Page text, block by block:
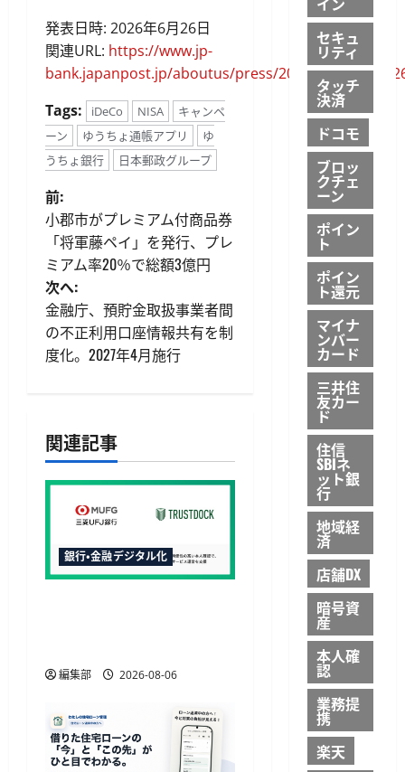
発表日時: 2026年6月26日
関連URL: https://www.jp-
bank.japanpost.jp/aboutus/press/2026/pdf/
Tags:
iDeCo NISA
キャンペ
ーン
ゆうちょ通帳アプリ
ゆ
うちょ銀行
日本郵政グループ
投
稿
ナ
ビ
ゲ
シ
ョ
前:
小郡市がプレミアム付商品券
「将軍藤ペイ」を発行、プレ
ミアム率20％で総額3億円
次へ:
金融庁、預貯金取扱事業者間
の不正利用口座情報共有を制
度化。2027年4月施行
関連記事
銀行・金融デジタル化
編集部 2026-08-06
セキュ
リティ
タッチ
決済
ドコモ
ブロッ
クチェ
ーン
ポイン
ト
ポイン
ト還元
マイナ
ンバー
カード
三井住
友カー
ド
住信
SBIネ
ット銀
行
地域経
済
店舗DX
暗号資
産
本人確
認
業務提
携
楽天